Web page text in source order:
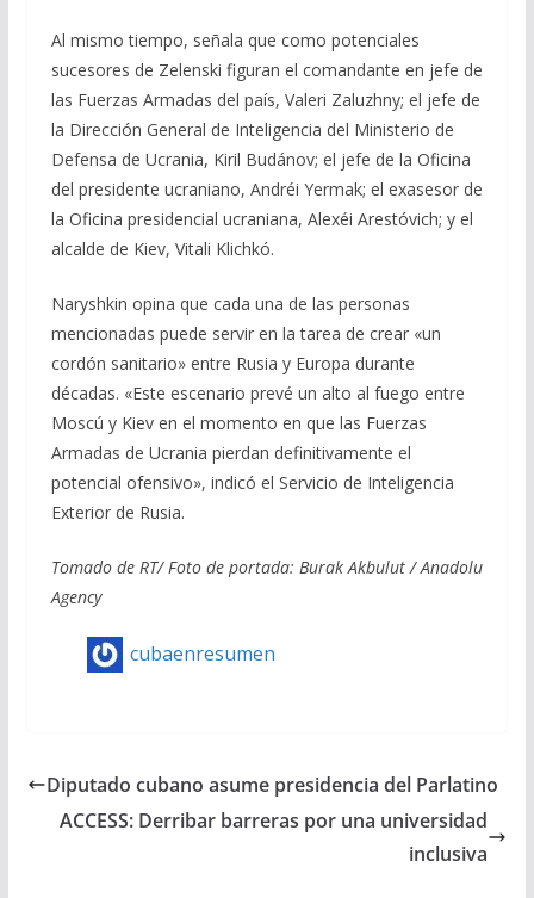
Al mismo tiempo, señala que como potenciales
sucesores de Zelenski figuran el comandante en jefe de
las Fuerzas Armadas del país, Valeri Zaluzhny; el jefe de
la Dirección General de Inteligencia del Ministerio de
Defensa de Ucrania, Kiril Budánov; el jefe de la Oficina
del presidente ucraniano, Andréi Yermak; el exasesor de
la Oficina presidencial ucraniana, Alexéi Arestóvich; y el
alcalde de Kiev, Vitali Klichkó.
Naryshkin opina que cada una de las personas
mencionadas puede servir en la tarea de crear «un
cordón sanitario» entre Rusia y Europa durante
décadas. «Este escenario prevé un alto al fuego entre
Moscú y Kiev en el momento en que las Fuerzas
Armadas de Ucrania pierdan definitivamente el
potencial ofensivo», indicó el Servicio de Inteligencia
Exterior de Rusia.
Tomado de RT/ Foto de portada: Burak Akbulut / Anadolu
Agency
cubaenresumen
Diputado cubano asume presidencia del Parlatino
ACCESS: Derribar barreras por una universidad
inclusiva